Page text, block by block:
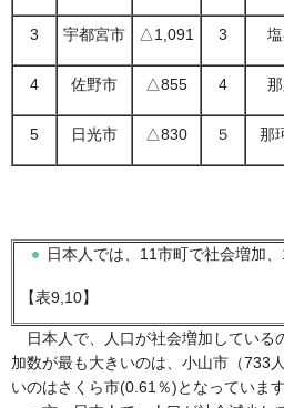
3 宇都宮市 △1,091 3
4 佐野市 △855 4
5 日光市 △830 ５ 那
日本人では、11市町で社会増加
【表9,10】
日本人で、人口が社会増加している
加数が最も大きいのは、小山市（733
いのはさくら市(0.61％)となっています